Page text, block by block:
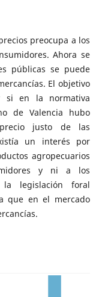
preocupa a los
Ahora se
públicas se puede
El objetivo
si en la normativa
de Valencia hubo
justo de las
un interés por
agropecuarios
y ni a los
legislación foral
que en el mercado